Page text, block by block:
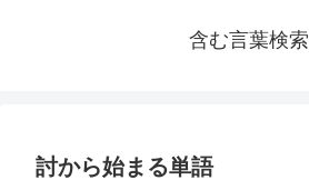
含む言葉検索
討から始まる単語